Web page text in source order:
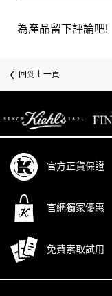
為產品留下評論吧!
回到上一頁
官方正貨保證
官網獨家優惠
免費索取試用